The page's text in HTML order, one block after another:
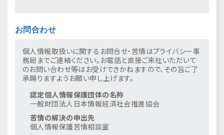
お問合わせ
個人情報取扱いに関するお問合せ・苦情はプライバシー事
務局 までご連絡ください。お電話と直接ご来社いただいて
のお問い合わせ等はお受けできかねますので、その旨ご了
承賜りますようお願い申し上げます。
認定個人情報保護団体の名称
一般財団法人日本情報経済社会推進協会
苦情の解決の申出先
個人情報保護苦情相談室